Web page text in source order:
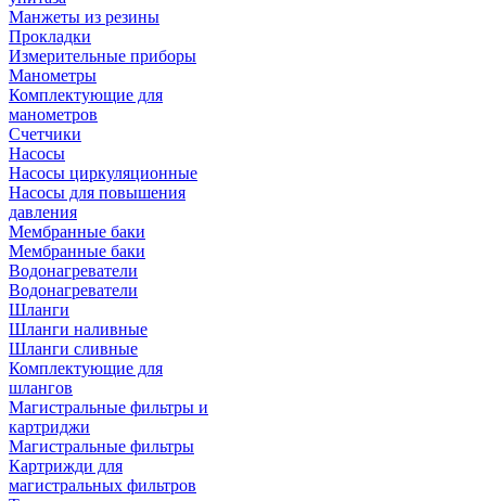
Манжеты из резины
Прокладки
Измерительные приборы
Манометры
Комплектующие для
манометров
Счетчики
Насосы
Насосы циркуляционные
Насосы для повышения
давления
Мембранные баки
Мембранные баки
Водонагреватели
Водонагреватели
Шланги
Шланги наливные
Шланги сливные
Комплектующие для
шлангов
Магистральные фильтры и
картриджи
Магистральные фильтры
Картрижди для
магистральных фильтров